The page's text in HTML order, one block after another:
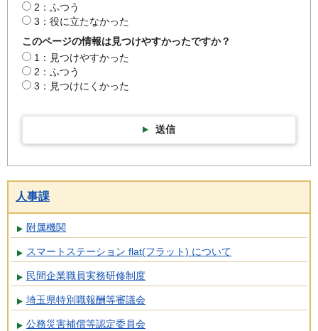
2：ふつう
3：役に立たなかった
このページの情報は見つけやすかったですか？
1：見つけやすかった
2：ふつう
3：見つけにくかった
送信
人事課
附属機関
スマートステーション flat(フラット) について
民間企業職員実務研修制度
埼玉県特別職報酬等審議会
公務災害補償等認定委員会